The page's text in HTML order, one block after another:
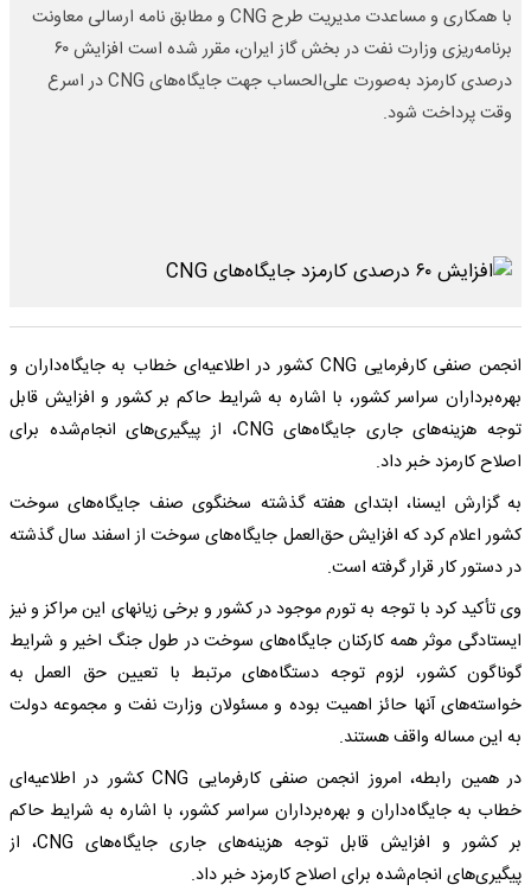
با همکاری و مساعدت مدیریت طرح CNG و مطابق نامه ارسالی معاونت
برنامه‌ریزی وزارت نفت در بخش گاز ایران، مقرر شده است افزایش ۶۰
درصدی کارمزد به‌صورت علی‌الحساب جهت جایگاه‌های CNG در اسرع
وقت پرداخت شود.
انجمن صنفی کارفرمایی CNG کشور در اطلاعیه‌ای خطاب به جایگاه‌داران و
بهره‌برداران سراسر کشور، با اشاره به شرایط حاکم بر کشور و افزایش قابل
توجه هزینه‌های جاری جایگاه‌های CNG، از پیگیری‌های انجام‌شده برای
اصلاح کارمزد خبر داد.
به گزارش ایسنا، ابتدای هفته گذشته سخنگوی صنف جایگاه‌های سوخت
کشور اعلام کرد که افزایش حق‌العمل جایگاه‌های سوخت از اسفند سال گذشته
در دستور کار قرار گرفته است.
وی تأکید کرد با توجه به تورم موجود در کشور و برخی زیانهای این مراکز و نیز
ایستادگی موثر همه کارکنان جایگاه‌های سوخت در طول جنگ اخیر و شرایط
گوناگون کشور، لزوم توجه دستگاه‌های مرتبط با تعیین حق العمل به
خواسته‌های آنها حائز اهمیت بوده و مسئولان وزارت نفت و مجموعه دولت
به این مساله واقف هستند.
در همین رابطه، امروز انجمن صنفی کارفرمایی CNG کشور در اطلاعیه‌ای
خطاب به جایگاه‌داران و بهره‌برداران سراسر کشور، با اشاره به شرایط حاکم
بر کشور و افزایش قابل توجه هزینه‌های جاری جایگاه‌های CNG، از
پیگیری‌های انجام‌شده برای اصلاح کارمزد خبر داد.